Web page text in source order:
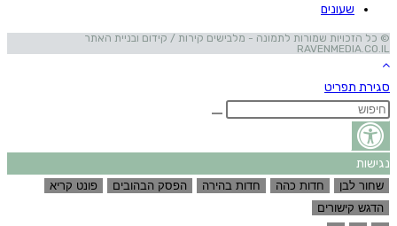
שעונים
© כל הזכויות שמורות לתמונה - מלבישים קירות / קידום ובניית האתר
RAVENMEDIA.CO.IL
סגירת תפריט
נגישות
שחור לבן חדות כהה חדות בהירה הפסק הבהובים
פונט קריא
הדגש קישורים